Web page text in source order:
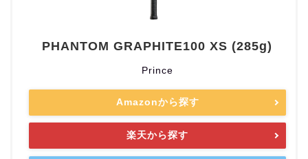
PHANTOM GRAPHITE100 XS (285g)
Prince
Amazonから探す
楽天から探す